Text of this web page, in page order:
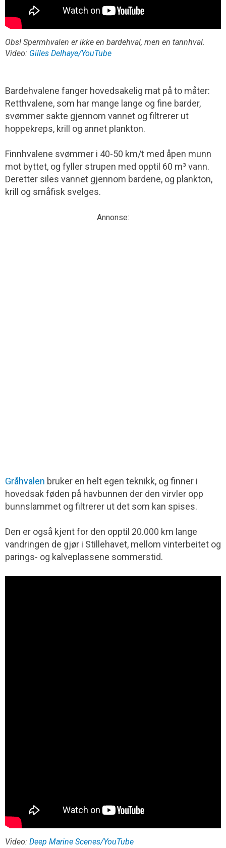
Obs! Spermhvalen er ikke en bardehval, men en tannhval.
Video: Gilles Delhaye/YouTube
Bardehvalene fanger hovedsakelig mat på to måter:
Retthvalene, som har mange lange og fine barder,
svømmer sakte gjennom vannet og filtrerer ut
hoppekreps, krill og annet plankton.
Finnhvalene svømmer i 40-50 km/t med åpen munn
mot byttet, og fyller strupen med opptil 60 m³ vann.
Deretter siles vannet gjennom bardene, og plankton,
krill og småfisk svelges.
Annonse:
Gråhvalen bruker en helt egen teknikk, og finner i
hovedsak føden på havbunnen der den virvler opp
bunnslammet og filtrerer ut det som kan spises.
Den er også kjent for den opptil 20.000 km lange
vandringen de gjør i Stillehavet, mellom vinterbeitet og
parings- og kalveplassene sommerstid.
Video: Deep Marine Scenes/YouTube